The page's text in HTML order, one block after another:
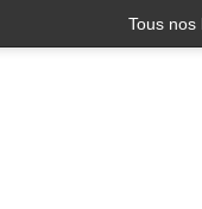
Tous nos